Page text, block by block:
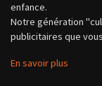
enfance.
Notre génération
publicitaires que
En savoir plus